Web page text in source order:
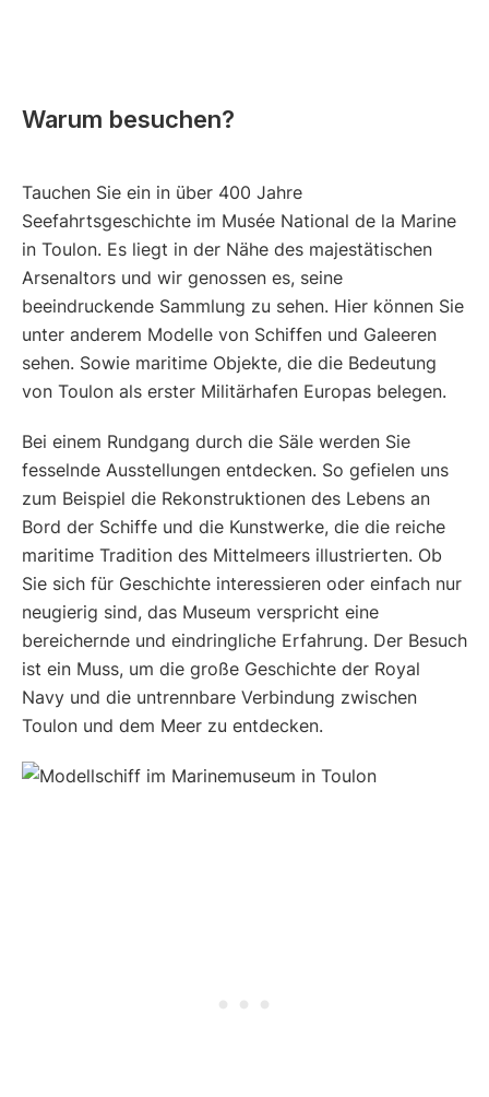
Warum besuchen?
Tauchen Sie ein in über 400 Jahre
Seefahrtsgeschichte im Musée National de la Marine
in Toulon. Es liegt in der Nähe des majestätischen
Arsenaltors und wir genossen es, seine
beeindruckende Sammlung zu sehen. Hier können Sie
unter anderem Modelle von Schiffen und Galeeren
sehen. Sowie maritime Objekte, die die Bedeutung
von Toulon als erster Militärhafen Europas belegen.
Bei einem Rundgang durch die Säle werden Sie
fesselnde Ausstellungen entdecken. So gefielen uns
zum Beispiel die Rekonstruktionen des Lebens an
Bord der Schiffe und die Kunstwerke, die die reiche
maritime Tradition des Mittelmeers illustrierten. Ob
Sie sich für Geschichte interessieren oder einfach nur
neugierig sind, das Museum verspricht eine
bereichernde und eindringliche Erfahrung. Der Besuch
ist ein Muss, um die große Geschichte der Royal
Navy und die untrennbare Verbindung zwischen
Toulon und dem Meer zu entdecken.